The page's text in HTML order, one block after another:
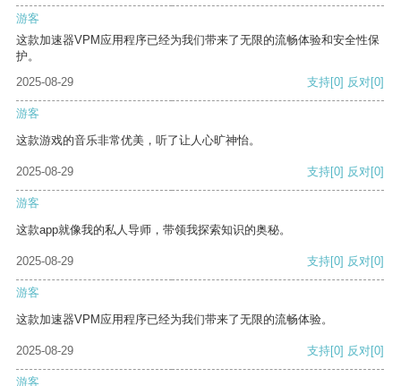
游客
这款加速器VPM应用程序已经为我们带来了无限的流畅体验和安全性保
护。
2025-08-29
支持[0] 反对[0]
游客
这款游戏的音乐非常优美，听了让人心旷神怡。
2025-08-29 支持[0] 反对[0]
游客
这款app就像我的私人导师，带领我探索知识的奥秘。
2025-08-29 支持[0] 反对[0]
游客
这款加速器VPM应用程序已经为我们带来了无限的流畅体验。
2025-08-29 支持[0] 反对[0]
游客